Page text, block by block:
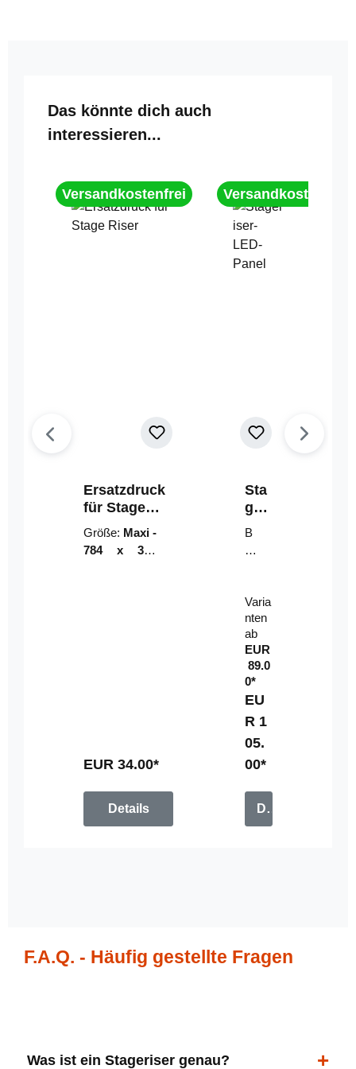
Produktgalerie überspringen
Das könnte dich auch
interessieren...
Versandkostenfrei
Ersatzdruck
für Stage
Riser
Größe: Maxi -
784 x 314
EUR 34.00*
Details
Versandkostenfrei
Sta
geri
ser-
LE
D-
el
B
un
mi
t
Fe
rn
be
di
en
u
n
g
Varia
nten
ab
EUR
89.0
0*
EU
R 1
05.
00*
Details
F.A.Q. - Häufig gestellte Fragen
Was ist ein Stageriser genau?